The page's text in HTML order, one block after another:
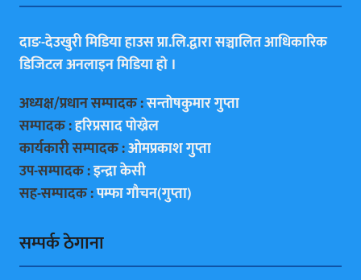
दाङ-देउखुरी मिडिया हाउस प्रा.लि.द्वारा सञ्चालित आधिकारिक
डिजिटल अनलाइन मिडिया हाे ।
अध्यक्ष/प्रधान सम्पादक :सन्ताेषकुमार गुप्ता
सम्पादक :हरिप्रसाद पाेख्रेल
कार्यकारी सम्पादक :ओमप्रकाश गुप्ता
उप-सम्पादक :इन्द्रा केसी
सह-सम्पादक :पम्फा गाैचन(गुप्ता)
सम्पर्क ठेगाना